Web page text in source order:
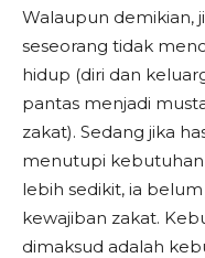
Walaupun demikian,
seseorang tidak
hidup (diri dan
pantas menjadi
zakat). Sedang jika
menutupi kebutuhan
lebih sedikit, ia
kewajiban zakat.
dimaksud adalah